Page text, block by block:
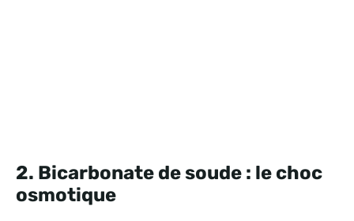
2. Bicarbonate de soude : le choc
osmotique